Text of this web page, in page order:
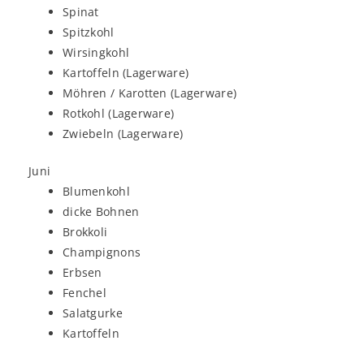
Spinat
Spitzkohl
Wirsingkohl
Kartoffeln (Lagerware)
Möhren / Karotten (Lagerware)
Rotkohl (Lagerware)
Zwiebeln (Lagerware)
Juni
Blumenkohl
dicke Bohnen
Brokkoli
Champignons
Erbsen
Fenchel
Salatgurke
Kartoffeln